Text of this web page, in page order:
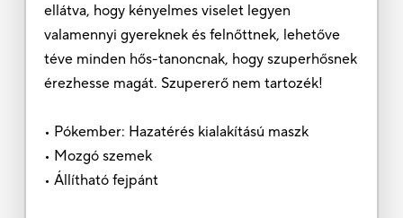
ellátva, hogy kényelmes viselet legyen
valamennyi gyereknek és felnőttnek, lehetőve
téve minden hős-tanoncnak, hogy szuperhősnek
érezhesse magát. Szupererő nem tartozék!
• Pókember: Hazatérés kialakítású maszk
• Mozgó szemek
• Állítható fejpánt